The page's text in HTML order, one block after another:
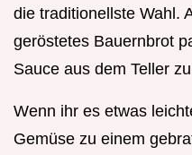
die traditionellste Wahl.
geröstetes Bauernbrot
Sauce aus dem Teller
Wenn ihr es etwas
Gemüse zu einem